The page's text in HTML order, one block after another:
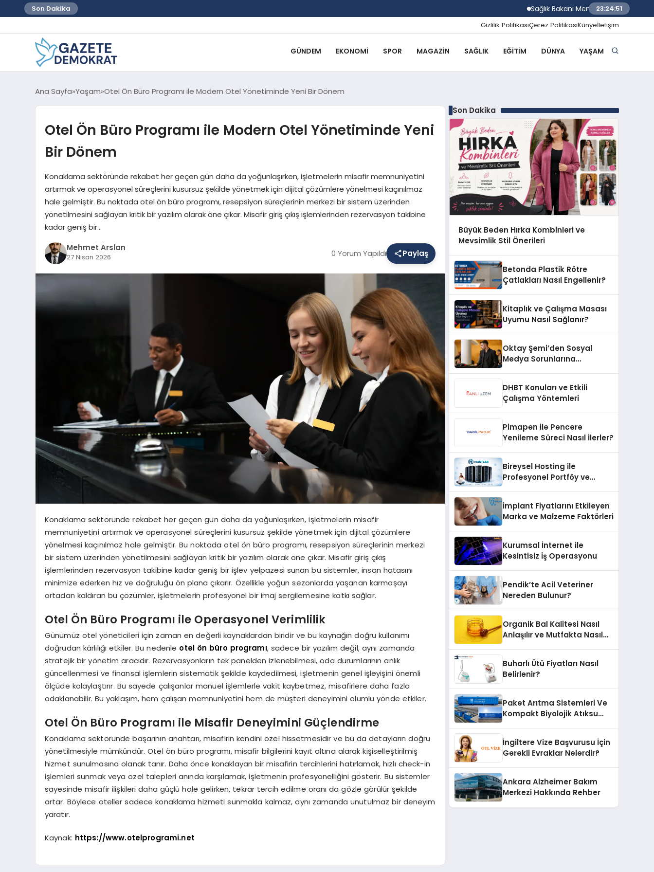
Son Dakika Sağlık Bakanı Memişoğlu Rize Şehir
23:24:52
Gizlilik PolitikasıÇerez PolitikasıKünyeİletişim
GÜNDEM EKONOMI SPOR MAGAZIN SAĞLIK EĞITIM DÜNYA YAŞAM
Ana Sayfa Yaşam Otel Ön Büro Programı ile Modern Otel Yönetiminde Yeni Bir Dönem
Otel Ön Büro Programı ile Modern Otel Yönetiminde Yeni
Bir Dönem
Konaklama sektöründe rekabet her geçen gün daha da yoğunlaşırken, işletmelerin misafir memnuniyetini
artırmak ve operasyonel süreçlerini kusursuz şekilde yönetmek için dijital çözümlere yönelmesi kaçınılmaz
hale gelmiştir. Bu noktada otel ön büro programı, resepsiyon süreçlerinin merkezi bir sistem üzerinden
yönetilmesini sağlayan kritik bir yazılım olarak öne çıkar. Misafir giriş çıkış işlemlerinden rezervasyon takibine
kadar geniş bir…
Mehmet Arslan
27 Nisan 2026 0 Yorum Yapıldı Paylaş
Konaklama sektöründe rekabet her geçen gün daha da yoğunlaşırken, işletmelerin misafir
memnuniyetini artırmak ve operasyonel süreçlerini kusursuz şekilde yönetmek için dijital çözümlere
yönelmesi kaçınılmaz hale gelmiştir. Bu noktada otel ön büro programı, resepsiyon süreçlerinin merkezi
bir sistem üzerinden yönetilmesini sağlayan kritik bir yazılım olarak öne çıkar. Misafir giriş çıkış
işlemlerinden rezervasyon takibine kadar geniş bir işlev yelpazesi sunan bu sistemler, insan hatasını
minimize ederken hız ve doğruluğu ön plana çıkarır. Özellikle yoğun sezonlarda yaşanan karmaşayı
ortadan kaldıran bu çözümler, işletmelerin profesyonel bir imaj sergilemesine katkı sağlar.
Otel Ön Büro Programı ile Operasyonel Verimlilik
Günümüz otel yöneticileri için zaman en değerli kaynaklardan biridir ve bu kaynağın doğru kullanımı
doğrudan kârlılığı etkiler. Bu nedenle otel ön büro programı, sadece bir yazılım değil, aynı zamanda
stratejik bir yönetim aracıdır. Rezervasyonların tek panelden izlenebilmesi, oda durumlarının anlık
güncellenmesi ve finansal işlemlerin sistematik şekilde kaydedilmesi, işletmenin genel işleyişini önemli
ölçüde kolaylaştırır. Bu sayede çalışanlar manuel işlemlerle vakit kaybetmez, misafirlere daha fazla
odaklanabilir. Bu yaklaşım, hem çalışan memnuniyetini hem de müşteri deneyimini olumlu yönde etkiler.
Otel Ön Büro Programı ile Misafir Deneyimini Güçlendirme
Konaklama sektöründe başarının anahtarı, misafirin kendini özel hissetmesidir ve bu da detayların doğru
yönetilmesiyle mümkündür. Otel ön büro programı, misafir bilgilerini kayıt altına alarak kişiselleştirilmiş
hizmet sunulmasına olanak tanır. Daha önce konaklayan bir misafirin tercihlerini hatırlamak, hızlı check-in
işlemleri sunmak veya özel talepleri anında karşılamak, işletmenin profesyonelliğini gösterir. Bu sistemler
sayesinde misafir ilişkileri daha güçlü hale gelirken, tekrar tercih edilme oranı da gözle görülür şekilde
artar. Böylece oteller sadece konaklama hizmeti sunmakla kalmaz, aynı zamanda unutulmaz bir deneyim
yaratır.
Kaynak: https://www.otelprogrami.net
Son Dakika
Büyük Beden Hırka Kombinleri ve
Mevsimlik Stil Önerileri
Betonda Plastik Rötre
Çatlakları Nasıl Engellenir?
Kitaplık ve Çalışma Masası
Uyumu Nasıl Sağlanır?
Oktay Şemi’den Sosyal
Medya Sorunlarına
DHBT Konuları ve Etkili
Çalışma Yöntemleri
Pimapen ile Pencere
Yenileme Süreci Nasıl İlerler?
Bireysel Hosting ile
Profesyonel Portföy ve
İmplant Fiyatlarını Etkileyen
Marka ve Malzeme Faktörleri
Kurumsal İnternet ile
Kesintisiz İş Operasyonu
Pendik’te Acil Veteriner
Nereden Bulunur?
Organik Bal Kalitesi Nasıl
Anlaşılır ve Mutfakta Nasıl
Buharlı Ütü Fiyatları Nasıl
Belirlenir?
Paket Arıtma Sistemleri Ve
Kompakt Biyolojik Atıksu
İngiltere Vize Başvurusu İçin
Gerekli Evraklar Nelerdir?
Ankara Alzheimer Bakım
Merkezi Hakkında Rehber